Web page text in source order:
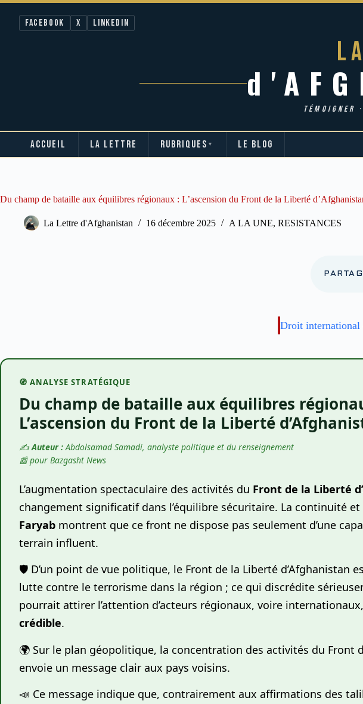
Facebook X LinkedIn
TÉMOIGNER
ACCUEIL LA LETTRE RUBRIQUES ▼ LE BLOG
Du champ de bataille aux équilibres régionaux : L’ascension du Front de la Liberté
La Lettre d'Afghanistan 16 décembre 2025 A LA UNE, RESISTANCES
Droit international
🧭 ANALYSE STRATÉGIQUE
Du champ de bataille aux équilibres
L’ascension du Front de la Liberté
✍️Auteur :Abdolsamad Samadi, analyste politique et du renseignement
📰pour Bazgasht News
L’augmentation spectaculaire des activités du Front de la Liberté
changement significatif dans l’équilibre sécuritaire. La continuité
Faryab montrent que ce front ne dispose pas seulement d’une
terrain influent.
🛡️ D’un point de vue politique, le Front de la Liberté d’Afghanistan
lutte contre le terrorisme dans la région ; ce qui discrédite
pourrait attirer l’attention d’acteurs régionaux, voire
crédible.
🌍 Sur le plan géopolitique, la concentration des activités du
envoie un message clair aux pays voisins.
📣 Ce message indique que, contrairement aux affirmations des